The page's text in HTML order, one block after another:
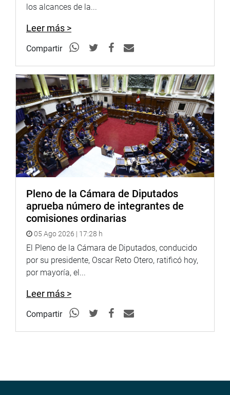
PUNO
En la región Puno, el congresista Carlos Zeballos
organizó el “I Encuentro de Alcaldes de los Centros
Poblados de la Región”.
los alcances de la...
Leer más >
Compartir
Pleno de la Cámara de Diputados
aprueba número de integrantes de
comisiones ordinarias
05 Ago 2026 | 17:28 h
El Pleno de la Cámara de Diputados, conducido
por su presidente, Oscar Reto Otero, ratificó hoy,
por mayoría, el...
Leer más >
Compartir